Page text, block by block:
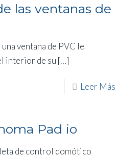
las ventanas de
ventana de PVC le
interior de su […]
Leer Más
Pad io
de control domótico